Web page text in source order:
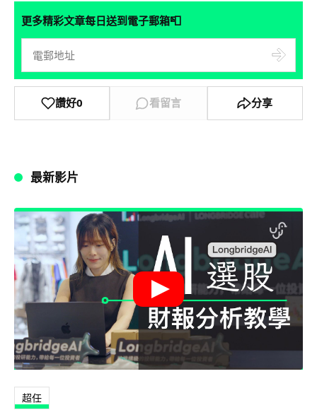
更多精彩文章每日送到電子郵箱📮
讚好0 看留言 分享
最新影片
超任